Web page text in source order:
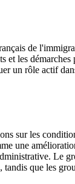
de
et les
un rôle actif
sur les
une
Le
tandis que les